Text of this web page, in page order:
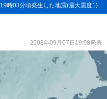
19時03分頃発生した地震(最大震度1)
2008年09月07日19:08発表